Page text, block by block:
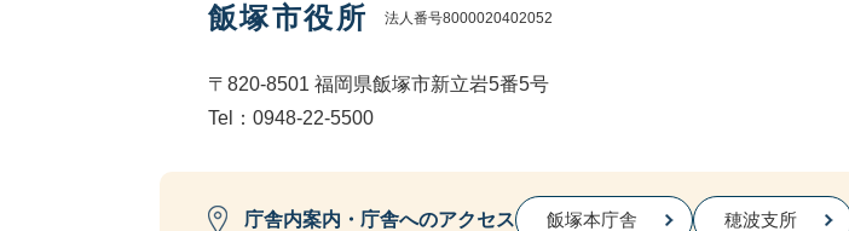
飯塚市役所 法人番号8000020402052
〒820-8501 福岡県飯塚市新立岩5番5号
Tel：0948-22-5500
庁舎内案内・庁舎へのアクセス 飯塚本庁舎 穂波支所